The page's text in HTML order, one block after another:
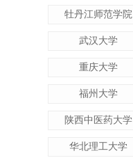
牡丹江师范学院
武汉大学
重庆大学
福州大学
陕西中医药大学
华北理工大学